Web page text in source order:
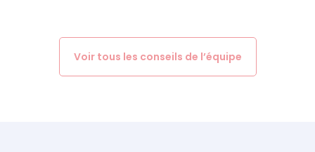
Voir tous les conseils de l’équipe